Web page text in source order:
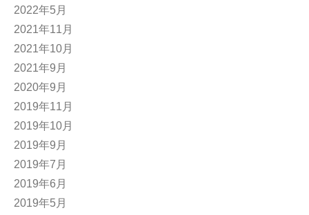
2022年5月
2021年11月
2021年10月
2021年9月
2020年9月
2019年11月
2019年10月
2019年9月
2019年7月
2019年6月
2019年5月